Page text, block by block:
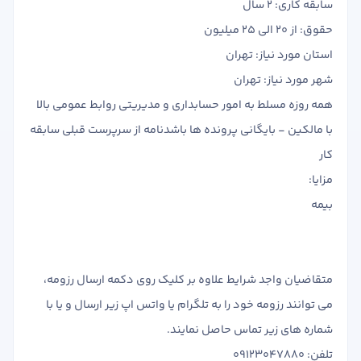
سابقه کاری: 2 سال
حقوق: از 20 الی 25 میلیون
استان مورد نیاز: تهران
شهر مورد نیاز: تهران
همه روزه مسلط به امور حسابداری و مدیریتی روابط عمومی بالا
با مالکین - بایگانی پرونده ها باشدنامه از سرپرست قبلی سابقه
کار
مزایا:
بیمه
متقاضیان واجد شرایط علاوه بر کلیک روی دکمه ارسال رزومه،
می توانند رزومه خود را به تلگرام یا واتس اپ زیر ارسال و یا با
شماره های زیر تماس حاصل نمایند.
تلفن: 09123047880